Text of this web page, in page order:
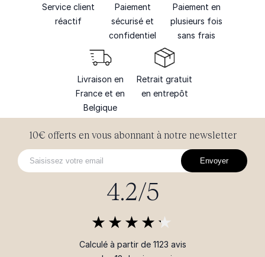
Service client
réactif
Paiement
sécurisé et
confidentiel
Paiement en
plusieurs fois
sans frais
Livraison en
France et en
Belgique
Retrait gratuit
en entrepôt
10€ offerts en vous abonnant à notre newsletter
Envoyer
4.2/5
Calculé à partir de 1123 avis